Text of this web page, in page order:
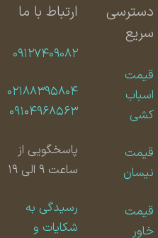
ارتباط با ما
۰۹۱۲۷۴۰۹۰۸۲
۰۲۱۸۸۳۹۵۸۰۴
۰۹۱۰۴۹۶۸۵۶۳
پاسخگویی از
ساعت ۹ الی ۱۹
رسیدگی به
شکایات و